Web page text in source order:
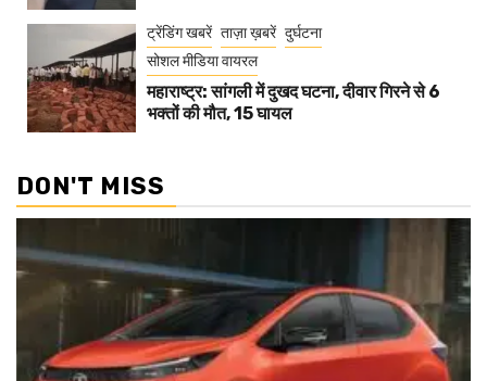
ट्रेंडिंग खबरें ताज़ा ख़बरें दुर्घटना
सोशल मीडिया वायरल
महाराष्ट्र: सांगली में दुखद घटना, दीवार गिरने से 6
भक्तों की मौत, 15 घायल
DON'T MISS